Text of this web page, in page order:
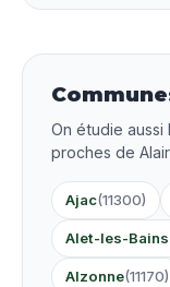
On étudie
proches de
Ajac(11300)
Alet-les-Bains
Alzonne(11170)